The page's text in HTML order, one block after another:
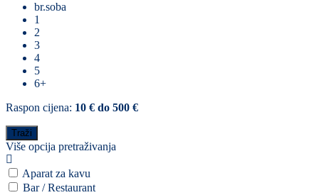
br.soba
1
2
3
4
5
6+
Raspon cijena: 10 € do 500 €
Više opcija pretraživanja
Aparat za kavu
Bar / Restaurant